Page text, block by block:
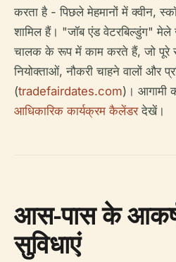
करता है - पिछले मेहमानों में क्वीन,
शामिल हैं। "जॉब एंड वेटरबिल्डुंग" मेले
चालक के रूप में काम करते हैं, जो पूरे
नियोक्ताओं, नौकरी चाहने वालों और
(tradefairdates.com)। आगामी
आधिकारिक कार्यक्रम कैलेंडरदेखें।
आस-पास के
सुविधाएं